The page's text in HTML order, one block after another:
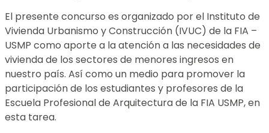
El presente concurso es organizado por el Instituto de
Vivienda Urbanismo y Construcción (IVUC) de la FIA –
USMP como aporte a la atención a las necesidades de
vivienda de los sectores de menores ingresos en
nuestro país. Así como un medio para promover la
participación de los estudiantes y profesores de la
Escuela Profesional de Arquitectura de la FIA USMP, en
esta tarea.